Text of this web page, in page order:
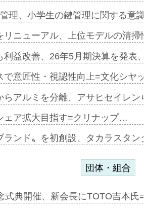
理、小学生の鍵管理に関する意
リニューアル、上位モデルの清
利益改善、26年5月期決算を発表
で意匠性・視認性向上=文化シヤ
らアルミを分離、アサヒセイレ
ェア拡大目指す=クリナップ…
ランド〟を初創設、タカラスタ
団体・組合
式典開催、新会長にTOTO吉本氏